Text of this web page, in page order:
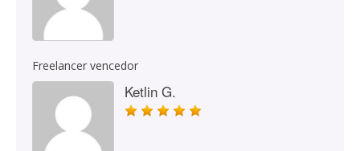
Freelancer vencedor
Ketlin G.